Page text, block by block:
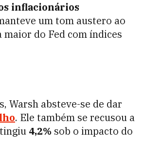
inflacionários
um tom austero ao
do Fed com índices
Warsh absteve-se de dar
. Ele também se recusou a
4,2% sob o impacto do